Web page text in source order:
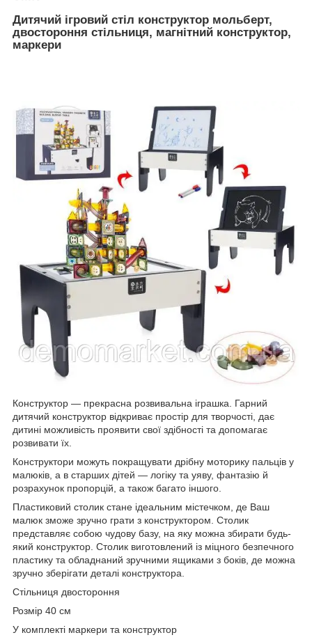
Дитячий ігровий стіл конструктор мольберт,
двостороння стільниця, магнітний конструктор,
маркери
Конструктор — прекрасна розвивальна іграшка. Гарний
дитячий конструктор відкриває простір для творчості, дає
дитині можливість проявити свої здібності та допомагає
розвивати їх.
Конструктори можуть покращувати дрібну моторику пальців у
малюків, а в старших дітей — логіку та уяву, фантазію й
розрахунок пропорцій, а також багато іншого.
Пластиковий столик стане ідеальним містечком, де Ваш
малюк зможе зручно грати з конструктором. Столик
представляє собою чудову базу, на яку можна збирати будь-
який конструктор. Столик виготовлений із міцного безпечного
пластику та обладнаний зручними ящиками з боків, де можна
зручно зберігати деталі конструктора.
Стільниця двостороння
Розмір 40 см
У комплекті маркери та конструктор